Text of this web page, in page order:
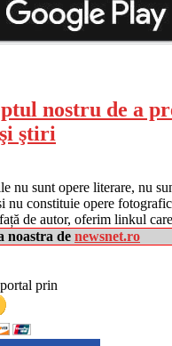
nostru de a
ştiri
nu sunt opere literare, nu
nu constituie opere
de autor, oferim linkul
noastra de newsnet.ro
prin